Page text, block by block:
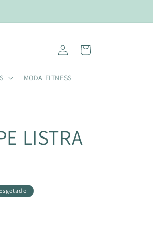
MODA FITNESS
Fazer
login
Carrinho
LISTRA
Esgotado